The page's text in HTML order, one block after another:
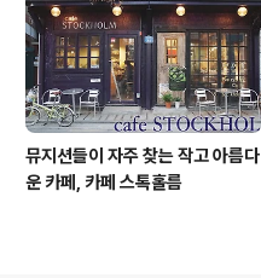
뮤지션들이 자주 찾는 작고 아름다
운 카페, 카페 스톡홀름